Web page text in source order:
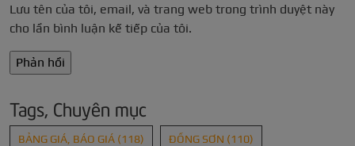
Lưu tên của tôi, email, và trang web trong trình duyệt này
cho lần bình luận kế tiếp của tôi.
Tags, Chuyên mục
BẢNG GIÁ, BÁO GIÁ (118) ĐỒNG SƠN (110)